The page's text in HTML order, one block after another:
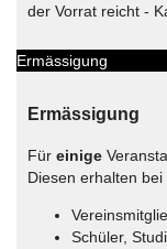
der Vorrat reicht -
Ermässigung
Ermässigung
Für einige
Diesen erhalten bei
Schüler,